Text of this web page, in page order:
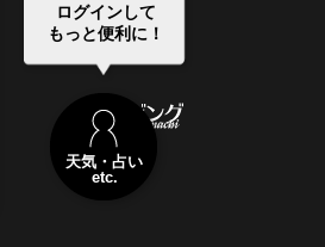
ログインして
もっと便利に！
天気・占い
etc.